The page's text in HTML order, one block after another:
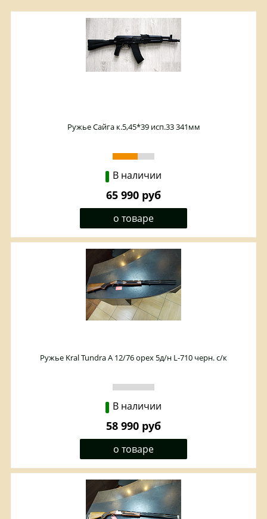
Ружье Сайга к.5,45*39 исп.33 341мм
В наличии
65 990 руб
о товаре
Ружье Kral Tundra A 12/76 орех 5д/н L-710 черн. с/к
В наличии
58 990 руб
о товаре